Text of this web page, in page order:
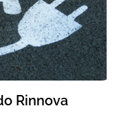
Rinnova